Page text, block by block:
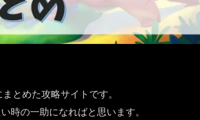
とめた攻略サイトです。
時の一助になればと思います。